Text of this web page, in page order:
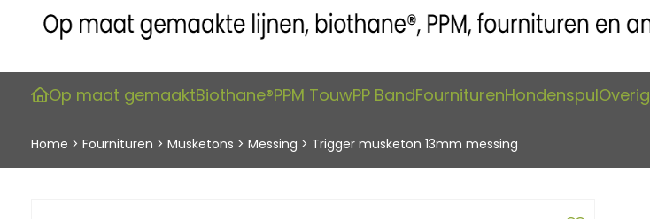
Op maat gemaaktBiothane®PPM TouwPP BandFourniturenHondenspulOverig
Home > Fournituren > Musketons > Messing > Trigger musketon 13mm messing